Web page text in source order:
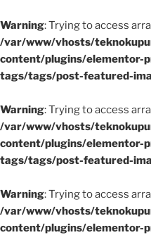
Warning: Trying to access
/var/www/vhosts/
content/plugins/elementor-
tags/tags/post-featured-
Warning: Trying to access
/var/www/vhosts/
content/plugins/elementor-
tags/tags/post-featured-
Warning: Trying to access
/var/www/vhosts/
content/plugins/elementor-